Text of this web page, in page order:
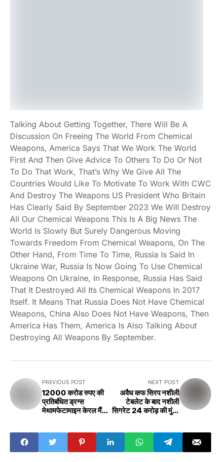
Talking About Getting Together, There Will Be A
Discussion On Freeing The World From Chemical
Weapons, America Says That We Work The World
First And Then Give Advice To Others To Do Or Not
To Do That Work, That’s Why We Give All The
Countries Would Like To Motivate To Work With CWC
And Destroy The Weapons US President Who Britain
Has Clearly Said By September 2023 We Will Destroy
All Our Chemical Weapons This Is A Big News The
World Is Slowly But Surely Dangerous Moving
Towards Freedom From Chemical Weapons, On The
Other Hand, From Time To Time, Russia Is Said In
Ukraine War, Russia Is Now Going To Use Chemical
Weapons On Ukraine, In Response, Russia Has Said
That It Destroyed All Its Chemical Weapons In 2017
Itself. It Means That Russia Does Not Have Chemical
Weapons, China Also Does Not Have Weapons, Then
America Has Them, America Is Also Talking About
Destroying All Weapons By September.
PREVIOUS POST
12000 करोड रुपए की
प्रतिबंधित ड्रग्स
मेथामफेटामाइन केरल मैं
rupees banned
drugs
Methamphetamin
NEXT POST
अवैध कफ सिरप नशीली
टेबलेट के बाद नशीली
सिगरेट 24 करोड़ की मुंबई
intoxicating
tablet, intoxicant
cigarette worth